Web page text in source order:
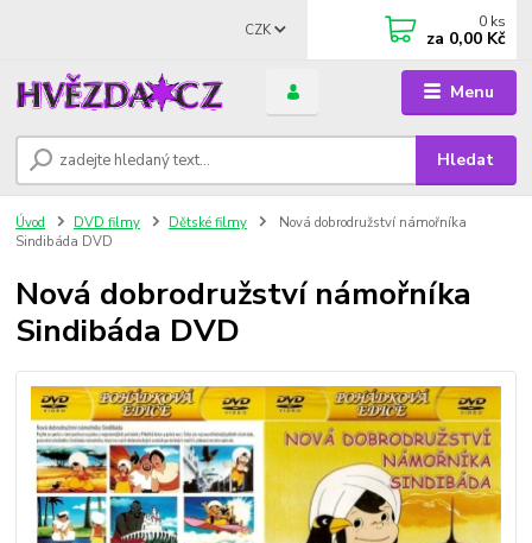
Menu
CZK
Hledat
0 ks
za 0,00 Kč
Úvod DVD filmy Dětské filmy
Nová dobrodružství námořníka
Sindibáda DVD
Nová dobrodružství námořníka
Sindibáda DVD